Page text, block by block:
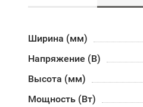
Ширина (мм)
Напряжение (В)
Высота (мм)
Мощность (Вт)